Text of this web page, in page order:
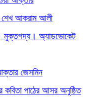
আকরাম আলী
মুক্তগদ্য। অ্যাডভোকেট
জেসমিন
কবিতা পাঠের আসর অনুষ্ঠিত